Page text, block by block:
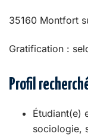
35160 Montfort
Gratification :
Profil
Étudiant(e)
sociologie,